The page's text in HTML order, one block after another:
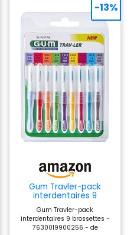
Gum Travler-pack
interdentaires 9
brossettes
Gum Travler-pack
interdentaires 9 brossettes -
7630019900256 - de
-13%